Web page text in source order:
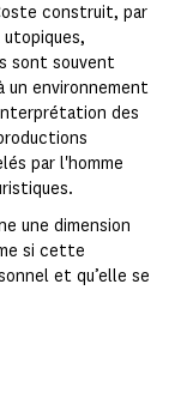
construit, par
sont souvent
un environnement
des
par l'homme
une dimension
si cette
et qu’elle se